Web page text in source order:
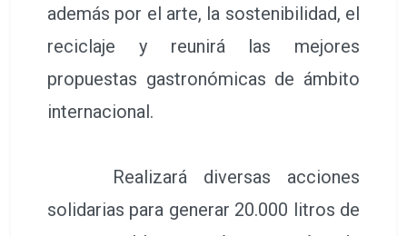
además por el arte, la sostenibilidad, el
reciclaje y reunirá las mejores
propuestas gastronómicas de ámbito
internacional.
Realizará diversas acciones
solidarias para generar 20.000 litros de